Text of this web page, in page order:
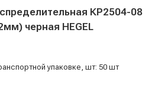
КР2504-08
черная HEGEL
упаковке, шт: 50 шт